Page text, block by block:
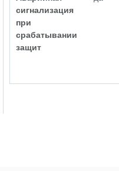
сигнализация
при
срабатывании
защит